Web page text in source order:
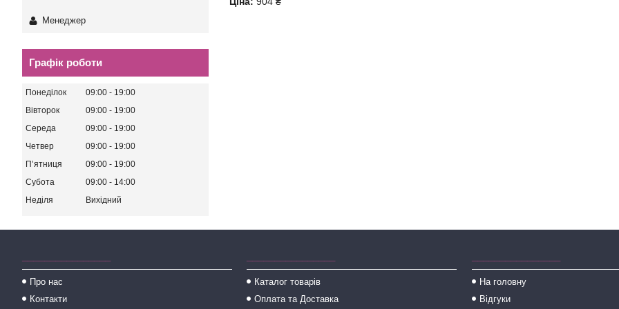
Менеджер
Графік роботи
Понеділок 09:00
19:00
Вівторок
09:00
19:00
Середа
09:00
19:00
Четвер
09:00
19:00
Пʼятниця
09:00
19:00
Субота
09:00
14:00
Неділя
Вихідний
Про нас
Контакти
Каталог товарів
Оплата та Доставка
На головну
Відгуки